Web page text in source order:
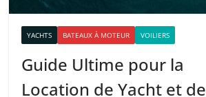
YACHTS BATEAUX À MOTEUR VOILIERS
Guide Ultime pour la
Location de Yacht et de